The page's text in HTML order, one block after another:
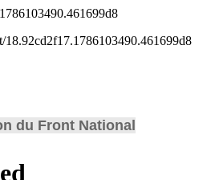
du Front National